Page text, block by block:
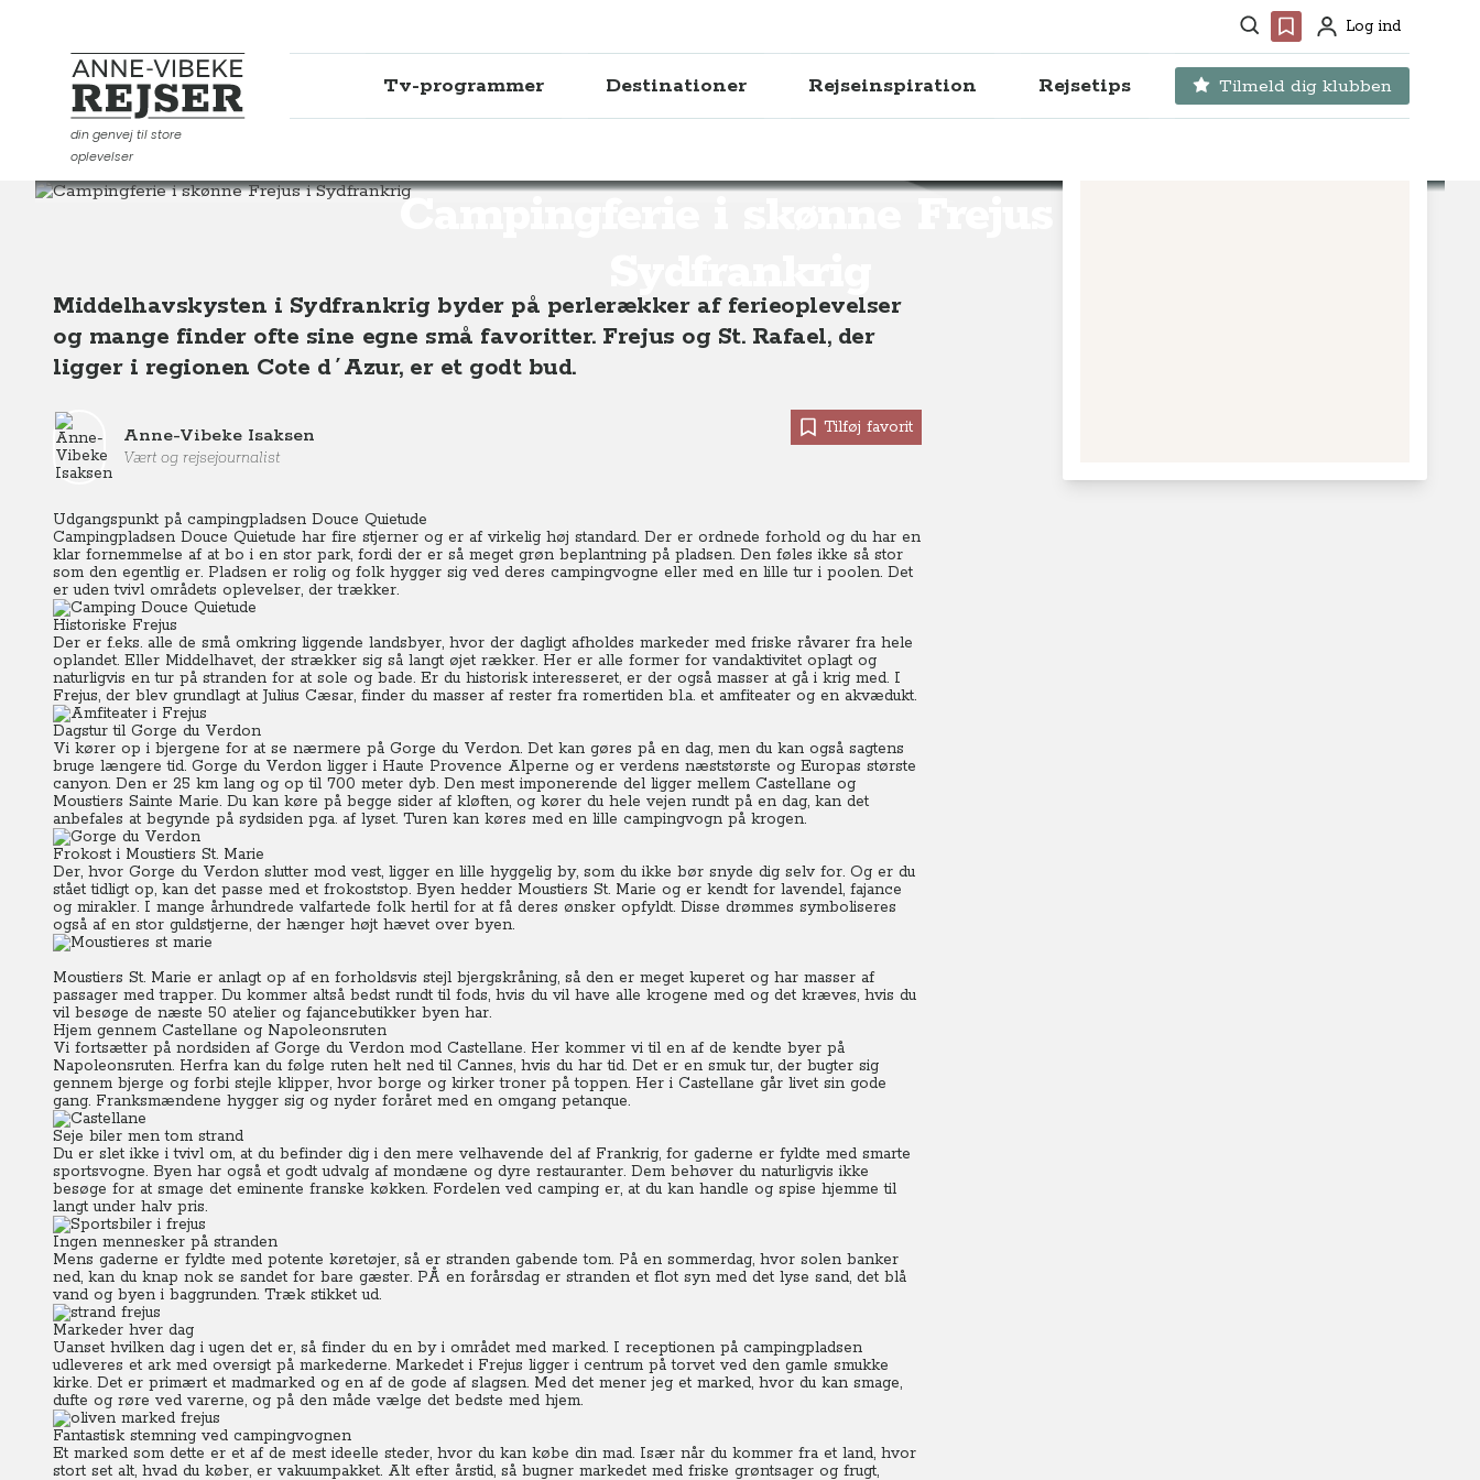
Søg Favoritter
ProfilLog ind
Anne-Vibeke Rejser
din genvej til store
oplevelser
Tv-programmer Destinationer Rejseinspiration Rejsetips Tilmeld dig klubben
Campingferie i skønne Frejus i
Destinationer
Middelhavskysten i Sydfrankrig byder på perlerækker af ferieoplevelser
og mange finder ofte sine egne små favoritter. Frejus og St. Rafael, der
ligger i regionen Cote d´Azur, er et godt bud.
Anne-Vibeke Isaksen
Vært og rejsejournalist
Tilføj favorit
Udgangspunkt på campingpladsen Douce Quietude
Campingpladsen Douce Quietude har fire stjerner og er af virkelig høj standard. Der er ordnede forhold og du har en
klar fornemmelse af at bo i en stor park, fordi der er så meget grøn beplantning på pladsen. Den føles ikke så stor
som den egentlig er. Pladsen er rolig og folk hygger sig ved deres campingvogne eller med en lille tur i poolen. Det
er uden tvivl områdets oplevelser, der trækker.
Historiske Frejus
Der er f.eks. alle de små omkring liggende landsbyer, hvor der dagligt afholdes markeder med friske råvarer fra hele
oplandet. Eller Middelhavet, der strækker sig så langt øjet rækker. Her er alle former for vandaktivitet oplagt og
naturligvis en tur på stranden for at sole og bade. Er du historisk interesseret, er der også masser at gå i krig med. I
Frejus, der blev grundlagt at Julius Cæsar, finder du masser af rester fra romertiden bl.a. et amfiteater og en akvædukt.
Dagstur til Gorge du Verdon
Vi kører op i bjergene for at se nærmere på Gorge du Verdon. Det kan gøres på en dag, men du kan også sagtens
bruge længere tid. Gorge du Verdon ligger i Haute Provence Alperne og er verdens næststørste og Europas største
canyon. Den er 25 km lang og op til 700 meter dyb. Den mest imponerende del ligger mellem Castellane og
Moustiers Sainte Marie. Du kan køre på begge sider af kløften, og kører du hele vejen rundt på en dag, kan det
anbefales at begynde på sydsiden pga. af lyset. Turen kan køres med en lille campingvogn på krogen.
Frokost i Moustiers St. Marie
Der, hvor Gorge du Verdon slutter mod vest, ligger en lille hyggelig by, som du ikke bør snyde dig selv for. Og er du
stået tidligt op, kan det passe med et frokoststop. Byen hedder Moustiers St. Marie og er kendt for lavendel, fajance
og mirakler. I mange århundrede valfartede folk hertil for at få deres ønsker opfyldt. Disse drømmes symboliseres
også af en stor guldstjerne, der hænger højt hævet over byen.
Moustiers St. Marie er anlagt op af en forholdsvis stejl bjergskråning, så den er meget kuperet og har masser af
passager med trapper. Du kommer altså bedst rundt til fods, hvis du vil have alle krogene med og det kræves, hvis du
vil besøge de næste 50 atelier og fajancebutikker byen har.
Hjem gennem Castellane og Napoleonsruten
Vi fortsætter på nordsiden af Gorge du Verdon mod Castellane. Her kommer vi til en af de kendte byer på
Napoleonsruten. Herfra kan du følge ruten helt ned til Cannes, hvis du har tid. Det er en smuk tur, der bugter sig
gennem bjerge og forbi stejle klipper, hvor borge og kirker troner på toppen. Her i Castellane går livet sin gode
gang. Franksmændene hygger sig og nyder foråret med en omgang petanque.
Seje biler men tom strand
Du er slet ikke i tvivl om, at du befinder dig i den mere velhavende del af Frankrig, for gaderne er fyldte med smarte
sportsvogne. Byen har også et godt udvalg af mondæne og dyre restauranter. Dem behøver du naturligvis ikke
besøge for at smage det eminente franske køkken. Fordelen ved camping er, at du kan handle og spise hjemme til
langt under halv pris.
Ingen mennesker på stranden
Mens gaderne er fyldte med potente køretøjer, så er stranden gabende tom. På en sommerdag, hvor solen banker
ned, kan du knap nok se sandet for bare gæster. PÅ en forårsdag er stranden et flot syn med det lyse sand, det blå
vand og byen i baggrunden. Træk stikket ud.
Markeder hver dag
Uanset hvilken dag i ugen det er, så finder du en by i området med marked. I receptionen på campingpladsen
udleveres et ark med oversigt på markederne. Markedet i Frejus ligger i centrum på torvet ved den gamle smukke
kirke. Det er primært et madmarked og en af de gode af slagsen. Med det mener jeg et marked, hvor du kan smage,
dufte og røre ved varerne, og på den måde vælge det bedste med hjem.
Fantastisk stemning ved campingvognen
Et marked som dette er et af de mest ideelle steder, hvor du kan købe din mad. Især når du kommer fra et land, hvor
stort set alt, hvad du køber, er vakuumpakket. Alt efter årstid, så bugner markedet med friske grøntsager og frugt,